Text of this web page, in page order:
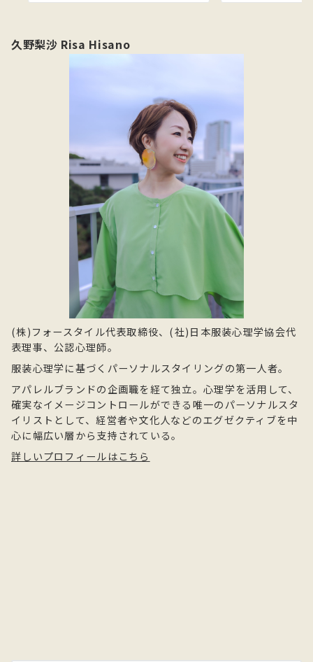
久野梨沙 Risa Hisano
(株)フォースタイル代表取締役、(社)日本服装心理学協会代
表理事、公認心理師。
服装心理学に基づくパーソナルスタイリングの第一人者。
アパレルブランドの企画職を経て独立。心理学を活用して、
確実なイメージコントロールができる唯一のパーソナルスタ
イリストとして、経営者や文化人などのエグゼクティブを中
心に幅広い層から支持されている。
詳しいプロフィールはこちら